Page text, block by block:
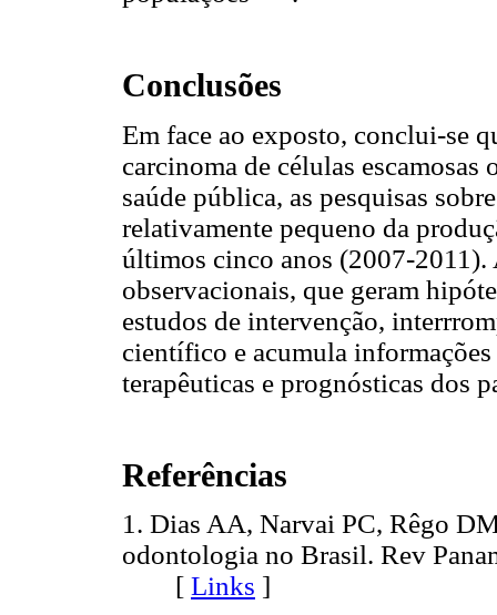
Conclusões
Em face ao exposto, conclui-se
carcinoma de células
saúde pública, as pesquisas
relativamente pequeno da
últimos cinco anos (2007-2011).
observacionais, que geram
estudos de intervenção,
científico e acumula
terapêuticas e prognósticas dos
Referências
1. Dias AA, Narvai PC, Rêgo
odontologia no Brasil. Rev
[ Links ]